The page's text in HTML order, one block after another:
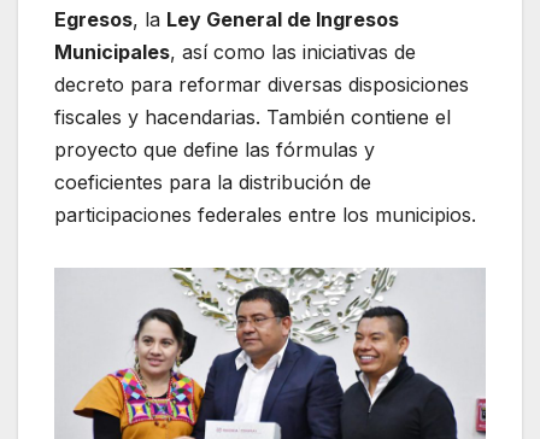
Egresos, la Ley General de Ingresos
Municipales, así como las iniciativas de
decreto para reformar diversas disposiciones
fiscales y hacendarias. También contiene el
proyecto que define las fórmulas y
coeficientes para la distribución de
participaciones federales entre los municipios.